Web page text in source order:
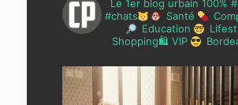
Le 1er blog urbain 100%
#chats
Santé
Education
Shopping🛍 VIP